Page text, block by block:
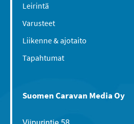
Leirintä
Varusteet
Liikenne & ajotaito
Tapahtumat
Suomen Caravan Media Oy